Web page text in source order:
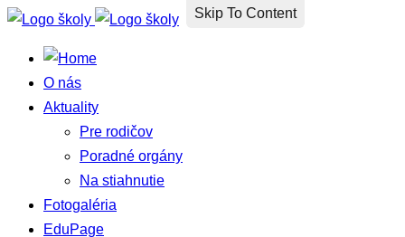
Skip To Content
O nás
Aktuality
Pre rodičov
Poradné orgány
Na stiahnutie
Fotogaléria
EduPage